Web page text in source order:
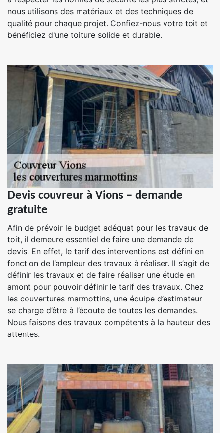
nous utilisons des matériaux et des techniques de
qualité pour chaque projet. Confiez-nous votre toit et
bénéficiez d'une toiture solide et durable.
Devis couvreur à Vions – demande
gratuite
Afin de prévoir le budget adéquat pour les travaux de
toit, il demeure essentiel de faire une demande de
devis. En effet, le tarif des interventions est défini en
fonction de l’ampleur des travaux à réaliser. Il s’agit de
définir les travaux et de faire réaliser une étude en
amont pour pouvoir définir le tarif des travaux. Chez
les couvertures marmottins, une équipe d’estimateur
se charge d’être à l’écoute de toutes les demandes.
Nous faisons des travaux compétents à la hauteur des
attentes.